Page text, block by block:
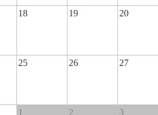
18 19 20
25 26 27
1 2 3